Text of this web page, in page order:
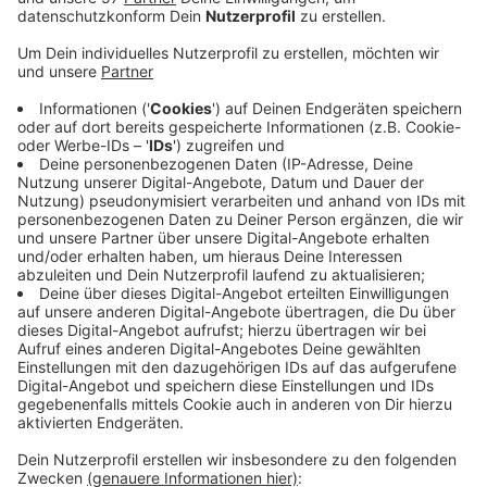
In Aachen steigt am Samstag zum dritten Mal die
kulturelle Freiräume mit Forderungen an die Stadt.
Rund 20 Einrichtungen, Institutionen und Vereine wie
der Musikbunker, das Hotel Europa und das Autonome
Zentrum werden mit 13 Lautsprecherwagen durch die
Stadt ziehen. Ähnlich wie bei einer kleinen Loveparade
kann jeder sich dazu gesellen und mitmachen.
Los geht es um 14 Uhr am Super C der RWTH am
Templergraben, zum Schluss gibt es dann am
Moltkepark noch eine Kundgebung mit Musik.
Die Veranstalter rechnen mit bis zu 3000 Teilnehmern,
dementsprechend kann es auf der Route zu
Verkehrsbehinderungen kommen.